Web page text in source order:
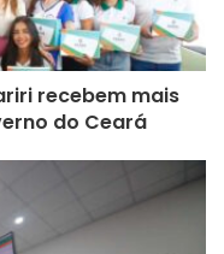
alertas à tendência
nos dias mais
mais e
água e sais minerais,
recebem mais
do Ceará